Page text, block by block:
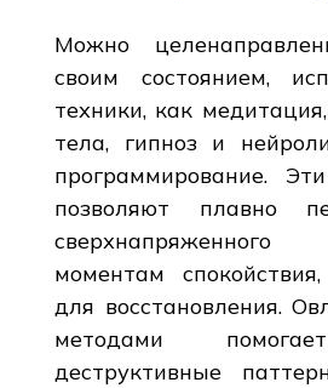
Можно
своим состоянием,
техники, как
тела, гипноз и
программирование.
позволяют плавно
моментам
для восстановления.
методами
деструктивные